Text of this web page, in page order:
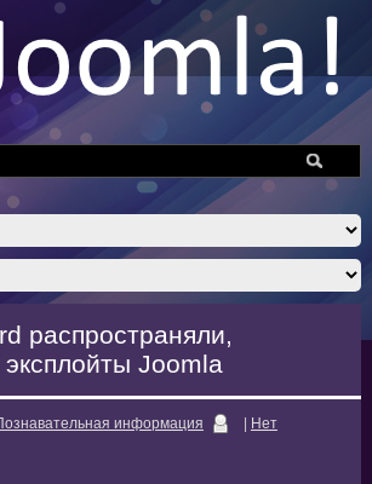
распространяли,
эксплойты Joomla
информация
Нет